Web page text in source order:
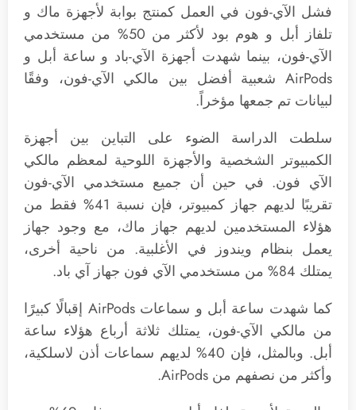
فشل الآي-فون في العمل كمنتج بوابة لأجهزة ماك و
تلفاز أبل و هوم بود لأكثر من 50% من مستخدمي
الآي-فون، بينما شهدت أجهزة الآي-باد و ساعة أبل و
AirPods شعبية أفضل بين مالكي الآي-فون، وفقًا
لبيانات تم جمعها مؤخراً.
سلطت الدراسة الضوء على التباين بين أجهزة
الكمبيوتر الشخصية والأجهزة اللوحية لمعظم مالكي
الآي فون. في حين أن جميع مستخدمي الآي-فون
تقريبًا لديهم جهاز كمبيوتر، فإن نسبة 41% فقط من
هؤلاء المستخدمين لديهم جهاز ماك، مع وجود جهاز
يعمل بنظام ويندوز في الأغلبية. من ناحية أخرى،
يمتلك 84% من مستخدمي الآي فون جهاز آي باد.
كما شهدت ساعة أبل و سماعات AirPods إقبالًا كبيرًا
من مالكي الآي-فون، يمتلك ثلاثة أرباع هؤلاء ساعة
أبل. وبالمثل، فإن 40% لديهم سماعات أذن لاسلكية،
وأكثر من نصفهم من AirPods.